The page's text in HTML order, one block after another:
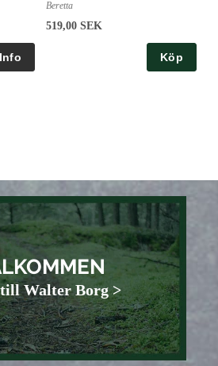
Beretta
519,00 SEK
Köp
Walter Borg >